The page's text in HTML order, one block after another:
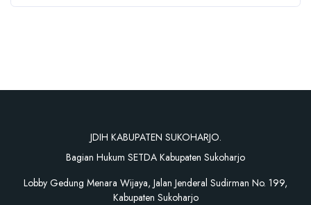
JDIH KABUPATEN SUKOHARJO.
Bagian Hukum SETDA Kabupaten Sukoharjo
Lobby Gedung Menara Wijaya, Jalan Jenderal Sudirman No. 199,
Kabupaten Sukoharjo